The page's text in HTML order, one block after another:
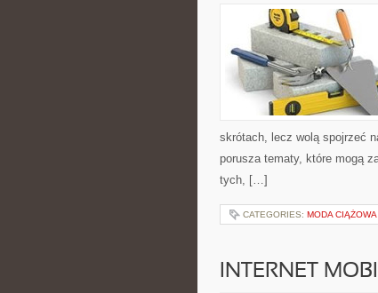
skrótach, lecz wolą spojrzeć
porusza tematy, które mogą
tych, […]
CATEGORIES: MODA
INTERNET